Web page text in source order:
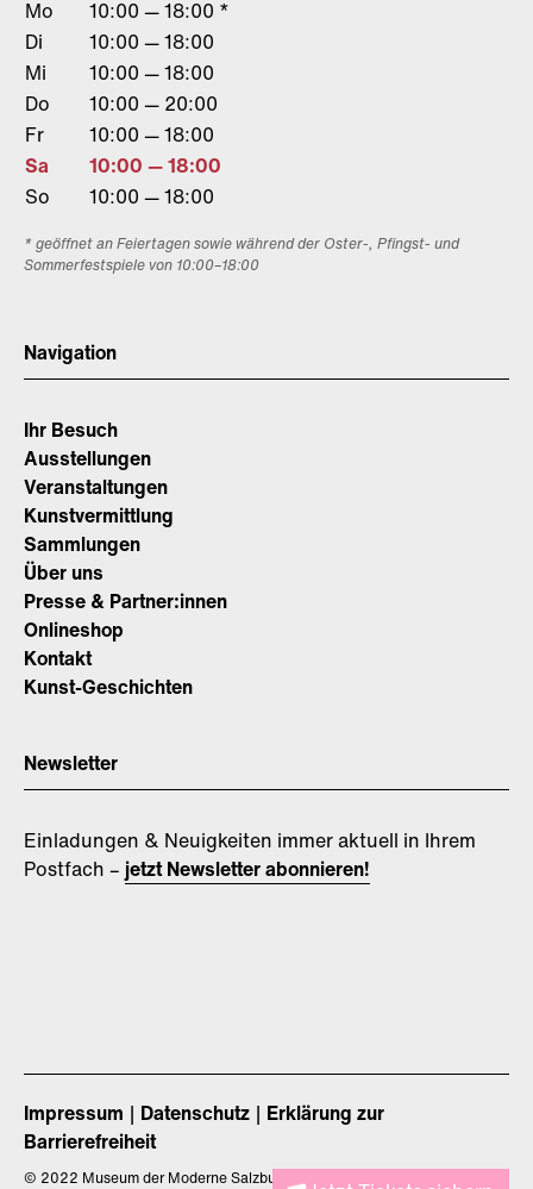
Mo
10:00 — 18:00 *
Di
10:00 — 18:00
Mi
10:00 — 18:00
Do
10:00 — 20:00
Fr
10:00 — 18:00
Sa
10:00 — 18:00
So
10:00 — 18:00
* geöffnet an Feiertagen sowie während der Oster-, Pfingst- und
Sommerfestspiele von 10:00–18:00
Navigation
Ihr Besuch
Ausstellungen
Veranstaltungen
Kunstvermittlung
Sammlungen
Über uns
Presse & Partner:innen
Onlineshop
Kontakt
Kunst-Geschichten
Newsletter
Einladungen & Neuigkeiten immer aktuell in Ihrem
Postfach – jetzt Newsletter abonnieren!
Impressum Datenschutz
Erklärung zur
Barrierefreiheit
© 2022 Museum der Moderne Salzburg